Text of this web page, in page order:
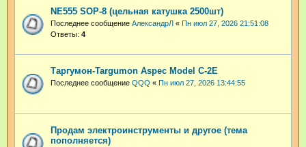
NE555 SOP-8 (цельная катушка 2500шт)
Последнее сообщение АлександрЛ « Пн июл 27, 2026 21:51:08
Ответы: 4
Таргумон-Targumon Aspec Model C-2E
Последнее сообщение QQQ « Пн июл 27, 2026 13:44:55
Продам электроинструменты и другое (тема
пополняется)